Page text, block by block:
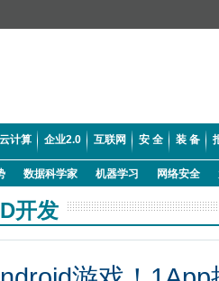
云计算 企业2.0 互联网 安 全 装 备
数据科学家 机器学习 网络安全
开发